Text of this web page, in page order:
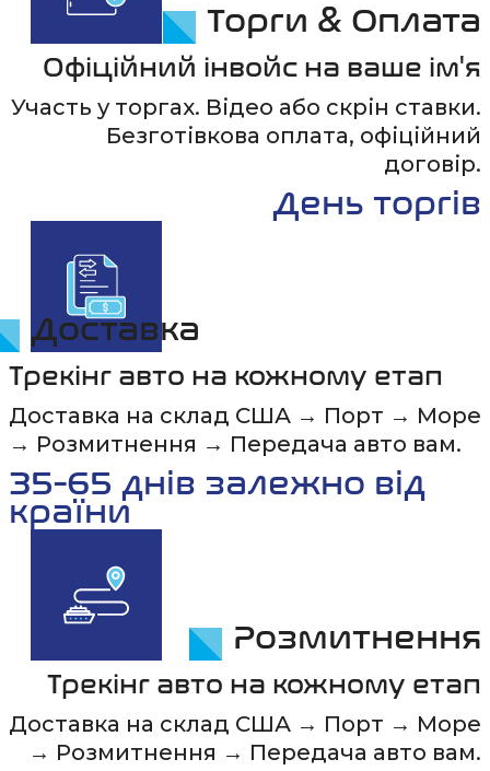
Торги & Оплата
Офіційний інвойс на ваше ім'я
Участь у торгах. Відео або скрін ставки.
Безготівкова оплата, офіційний
договір.
День торгів
Доставка
Трекінг авто на кожному етап
Доставка на склад США → Порт → Море
→ Розмитнення → Передача авто вам.
35-65 днів залежно від
країни
Розмитнення
Трекінг авто на кожному етап
Доставка на склад США → Порт → Море
→ Розмитнення → Передача авто вам.